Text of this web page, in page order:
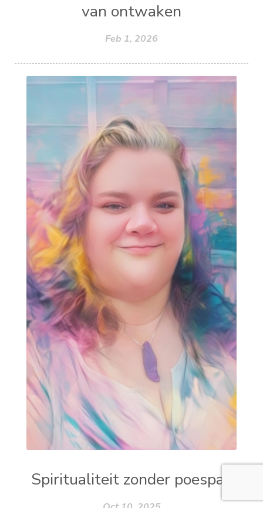
van ontwaken
Feb 1, 2026
Spiritualiteit zonder poespas